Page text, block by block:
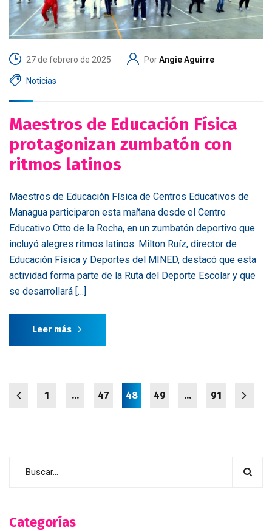
27 de febrero de 2025 PorAngie Aguirre
Noticias
Maestros de Educación Física
protagonizan zumbatón con
ritmos latinos
Maestros de Educación Física de Centros Educativos de
Managua participaron esta mañana desde el Centro
Educativo Otto de la Rocha, en un zumbatón deportivo que
incluyó alegres ritmos latinos. Milton Ruíz, director de
Educación Física y Deportes del MINED, destacó que esta
actividad forma parte de la Ruta del Deporte Escolar y que
se desarrollará […]
Leer más
1 … 47 48 49 … 91
Categorías